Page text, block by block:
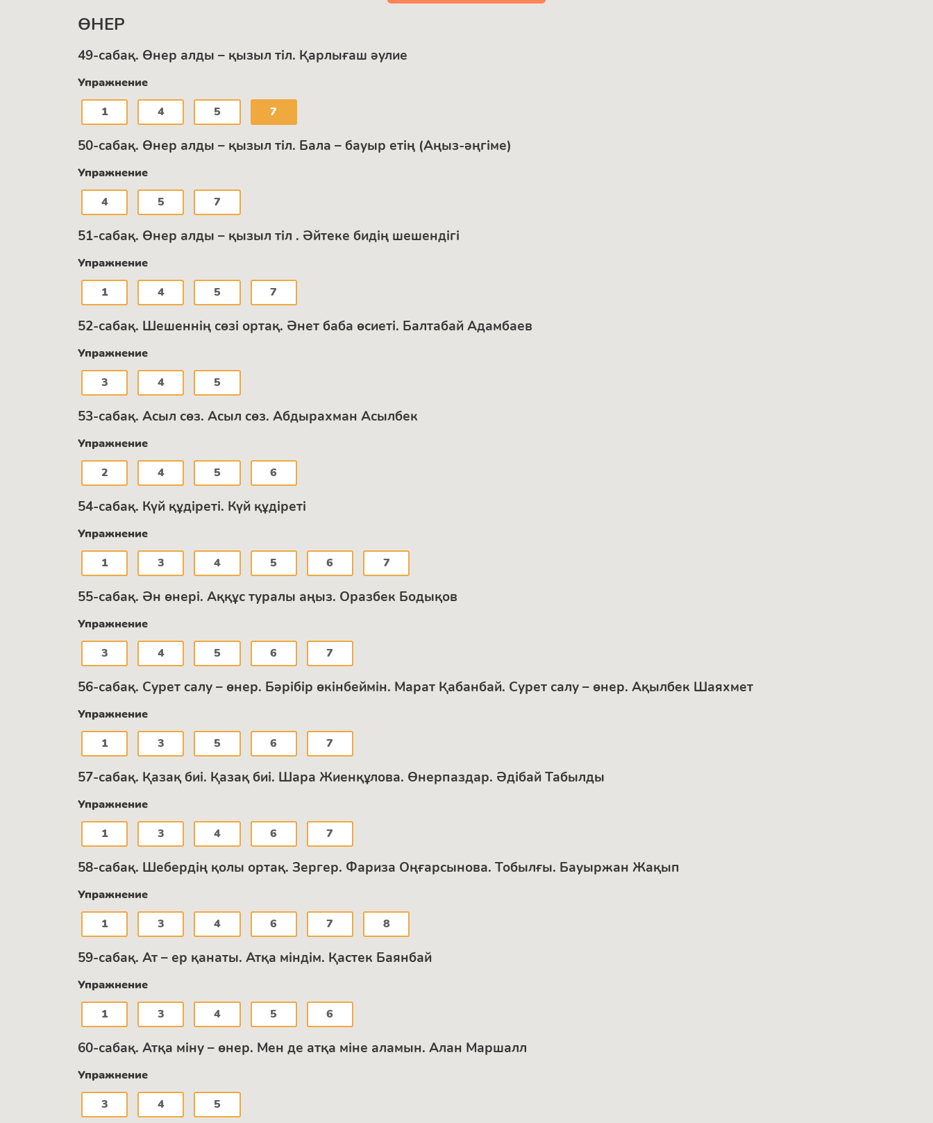
ӨНЕР
49-сабақ. Өнер алды – қызыл тіл. Қарлығаш әулие
Упражнение
1
4 5 7
50-сабақ. Өнер алды – қызыл тіл. Бала – бауыр етің (Аңыз-әңгіме)
Упражнение
4
5 7
51-сабақ. Өнер алды – қызыл тіл . Әйтеке бидің шешендігі
Упражнение
1
4 5 7
52-сабақ. Шешеннің сөзі ортақ. Әнет баба өсиеті. Балтабай Адамбаев
Упражнение
3
4 5
53-сабақ. Асыл сөз. Асыл сөз. Абдырахман Асылбек
Упражнение
2
4 5 6
54-сабақ. Күй құдіреті. Күй құдіреті
Упражнение
1
3 4 5 6 7
55-сабақ. Ән өнері. Аққұс туралы аңыз. Оразбек Бодықов
Упражнение
3
4 5 6 7
56-сабақ. Сурет салу – өнер. Бәрібір өкінбеймін. Марат Қабанбай. Сурет салу – өнер. Ақылбек Шаяхмет
Упражнение
1
3 5 6 7
57-сабақ. Қазақ биі. Қазақ биі. Шара Жиенқұлова. Өнерпаздар. Әдібай Табылды
Упражнение
1
3 4 6 7
58-сабақ. Шебердің қолы ортақ. Зергер. Фариза Оңғарсынова. Тобылғы. Бауыржан Жақып
Упражнение
1
3 4 6 7 8
59-сабақ. Ат – ер қанаты. Атқа міндім. Қастек Баянбай
Упражнение
1
3 4 5 6
60-сабақ. Атқа міну – өнер. Мен де атқа міне аламын. Алан Маршалл
Упражнение
3
4 5